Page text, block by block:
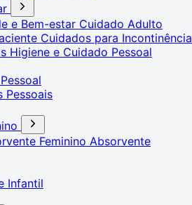
e Bem-estar Cuidado Adulto
Cuidados para Incontinência
Higiene e Cuidado Pessoal
Pessoais
Feminino Absorvente
Infantil